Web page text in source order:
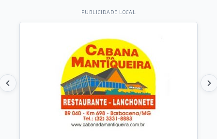
PUBLICIDADE LOCAL
Destaques do dia